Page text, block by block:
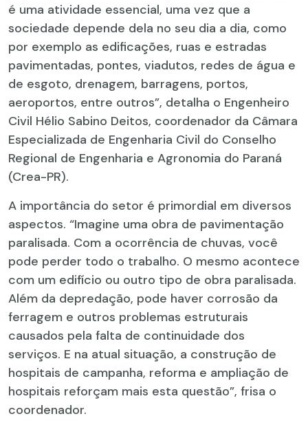
é uma atividade essencial, uma vez que a
sociedade depende dela no seu dia a dia, como
por exemplo as edificações, ruas e estradas
pavimentadas, pontes, viadutos, redes de água e
de esgoto, drenagem, barragens, portos,
aeroportos, entre outros”, detalha o Engenheiro
Civil Hélio Sabino Deitos, coordenador da Câmara
Especializada de Engenharia Civil do Conselho
Regional de Engenharia e Agronomia do Paraná
(Crea-PR).
A importância do setor é primordial em diversos
aspectos. “Imagine uma obra de pavimentação
paralisada. Com a ocorrência de chuvas, você
pode perder todo o trabalho. O mesmo acontece
com um edifício ou outro tipo de obra paralisada.
Além da depredação, pode haver corrosão da
ferragem e outros problemas estruturais
causados pela falta de continuidade dos
serviços. E na atual situação, a construção de
hospitais de campanha, reforma e ampliação de
hospitais reforçam mais esta questão”, frisa o
coordenador.